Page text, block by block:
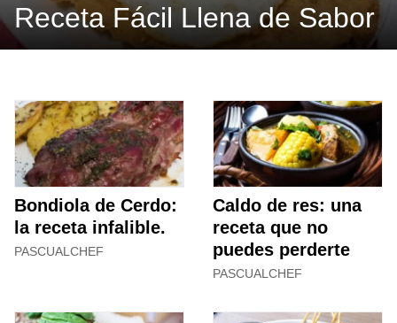
Receta Fácil Llena de Sabor
Bondiola de Cerdo:
la receta infalible.
PASCUALCHEF
Caldo de res: una
receta que no
puedes perderte
PASCUALCHEF